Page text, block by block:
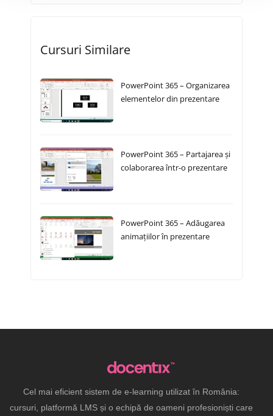
Cursuri Similare
PowerPoint 365 – Organizarea
elementelor din prezentare
PowerPoint 365 – Partajarea și
colaborarea într-o prezentare
PowerPoint 365 – Adăugarea
animațiilor în prezentare
Cel mai eficient sistem de e-learning utilizat în România:
cursuri, platformă LMS și o echipă de oameni profesioniști care